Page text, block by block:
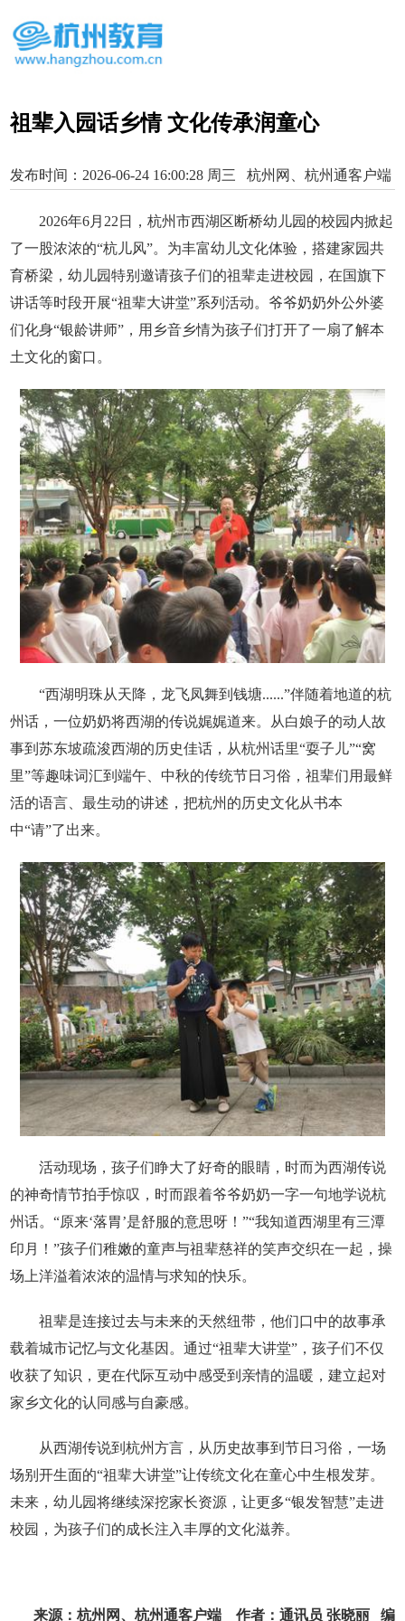
祖辈入园话乡情 文化传承润童心
发布时间：2026-06-24 16:00:28 周三 杭州网、杭州通客户端
2026年6月22日，杭州市西湖区断桥幼儿园的校园内掀起
了一股浓浓的“杭儿风”。为丰富幼儿文化体验，搭建家园共
育桥梁，幼儿园特别邀请孩子们的祖辈走进校园，在国旗下
讲话等时段开展“祖辈大讲堂”系列活动。爷爷奶奶外公外婆
们化身“银龄讲师”，用乡音乡情为孩子们打开了一扇了解本
土文化的窗口。
“西湖明珠从天降，龙飞凤舞到钱塘......”伴随着地道的杭
州话，一位奶奶将西湖的传说娓娓道来。从白娘子的动人故
事到苏东坡疏浚西湖的历史佳话，从杭州话里“耍子儿”“窝
里”等趣味词汇到端午、中秋的传统节日习俗，祖辈们用最鲜
活的语言、最生动的讲述，把杭州的历史文化从书本
中“请”了出来。
活动现场，孩子们睁大了好奇的眼睛，时而为西湖传说
的神奇情节拍手惊叹，时而跟着爷爷奶奶一字一句地学说杭
州话。“原来‘落胃’是舒服的意思呀！”“我知道西湖里有三潭
印月！”孩子们稚嫩的童声与祖辈慈祥的笑声交织在一起，操
场上洋溢着浓浓的温情与求知的快乐。
祖辈是连接过去与未来的天然纽带，他们口中的故事承
载着城市记忆与文化基因。通过“祖辈大讲堂”，孩子们不仅
收获了知识，更在代际互动中感受到亲情的温暖，建立起对
家乡文化的认同感与自豪感。
从西湖传说到杭州方言，从历史故事到节日习俗，一场
场别开生面的“祖辈大讲堂”让传统文化在童心中生根发芽。
未来，幼儿园将继续深挖家长资源，让更多“银发智慧”走进
校园，为孩子们的成长注入丰厚的文化滋养。
来源：杭州网、杭州通客户端 作者：通讯员 张晓丽 编